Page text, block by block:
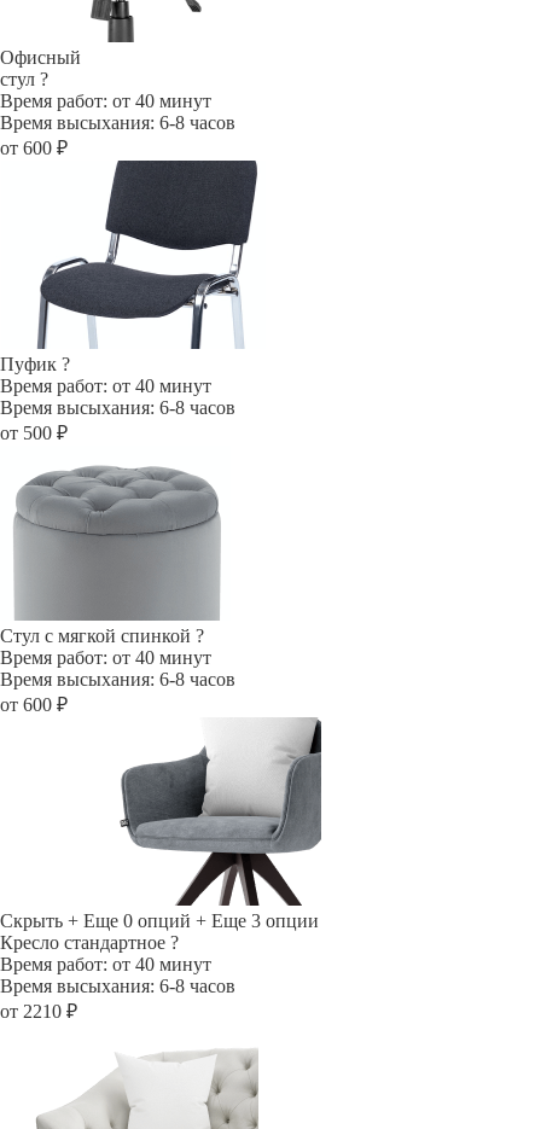
Офисный
стул ?
Время работ: от 40 минут
Время высыхания: 6-8 часов
от 600 ₽
Пуфик ?
Время работ: от 40 минут
Время высыхания: 6-8 часов
от 500 ₽
Стул с мягкой спинкой ?
Время работ: от 40 минут
Время высыхания: 6-8 часов
от 600 ₽
Скрыть + Еще 0 опций + Еще 3 опции
Кресло стандартное ?
Время работ: от 40 минут
Время высыхания: 6-8 часов
от 2210 ₽